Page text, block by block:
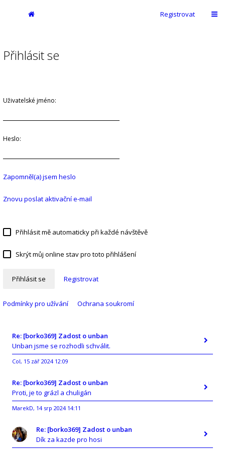
Registrovat
Přihlásit se
Uživatelské jméno:
Heslo:
Zapomněl(a) jsem heslo
Znovu poslat aktivační e-mail
Přihlásit mě automaticky při každé návštěvě
Skrýt můj online stav pro toto přihlášení
Přihlásit se Registrovat
Podmínky pro užívání Ochrana soukromí
Re: [borko369] Zadost o unban
Unban jsme se rozhodli schválit.
Col, 15 zář 2024 12:09
Re: [borko369] Zadost o unban
Proti, je to grázl a chuligán
MarekD, 14 srp 2024 14:11
Re: [borko369] Zadost o unban
Dík za kazde pro hosi